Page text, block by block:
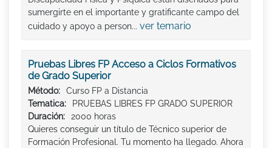
sumergirte en el importante y gratificante campo del
cuidado y apoyo a person... ver temario
Pruebas Libres FP Acceso a Ciclos Formativos
de Grado Superior
Método:
Curso FP a Distancia
Tematica:
PRUEBAS LIBRES FP GRADO SUPERIOR
Duración:
2000 horas
Quieres conseguir un título de Técnico superior de
Formación Profesional. Tu momento ha llegado. Ahora